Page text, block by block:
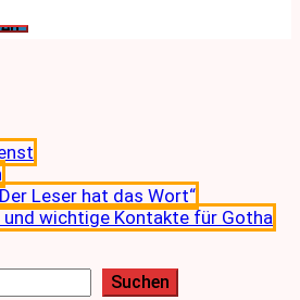
Leser hat das Wort“
wichtige Kontakte für Gotha
Suchen